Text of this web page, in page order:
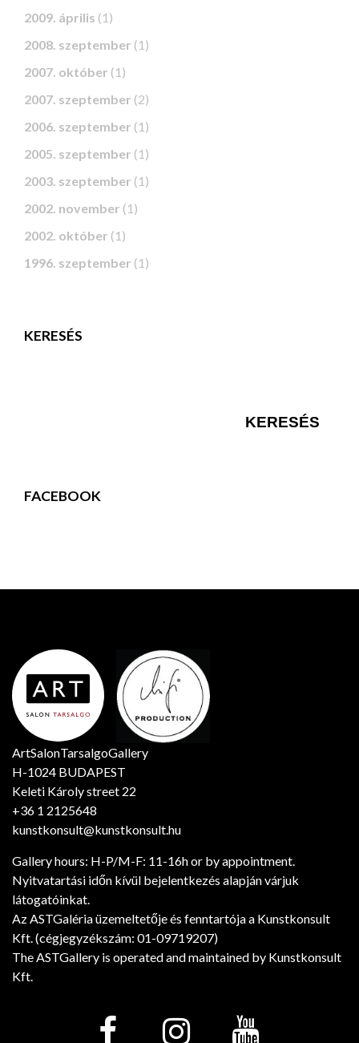
2009. április (1)
2008. szeptember (1)
2007. október (1)
2007. szeptember (2)
2006. szeptember (1)
2005. szeptember (1)
2003. szeptember (1)
2002. november (1)
2002. október (1)
1996. szeptember (1)
KERESÉS
FACEBOOK
ArtSalonTarsalgoGallery
H-1024 BUDAPEST
Keleti Károly street 22
+36 1 2125648
kunstkonsult@kunstkonsult.hu
Gallery hours: H-P/M-F: 11-16h or by appointment.
Nyitvatartási időn kívül bejelentkezés alapján várjuk
látogatóinkat.
Az ASTGaléria üzemeltetője és fenntartója a Kunstkonsult
Kft. (cégjegyzékszám: 01-09719207)
The ASTGallery is operated and maintained by Kunstkonsult
Kft.